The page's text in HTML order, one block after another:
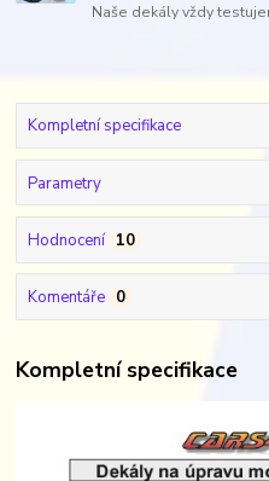
Naše dekály vždy
Kompletní specifikace
Parametry
Hodnocení 10
Komentáře 0
Kompletní specifikace